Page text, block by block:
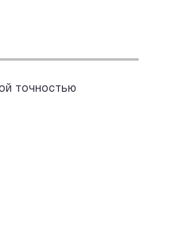
точностью